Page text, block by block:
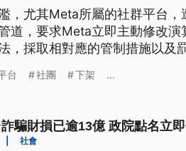
，尤其Meta所屬的社群平台
道，要求Meta立即主動修改演
，採取相對應的管制措施以及罰
台 社團 下架 ...
騙財損已逾13億 政院點名立
社會